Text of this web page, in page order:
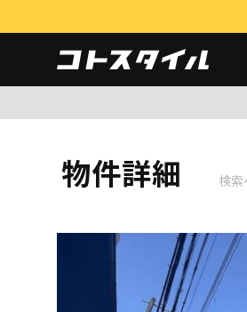
物件詳細 検索